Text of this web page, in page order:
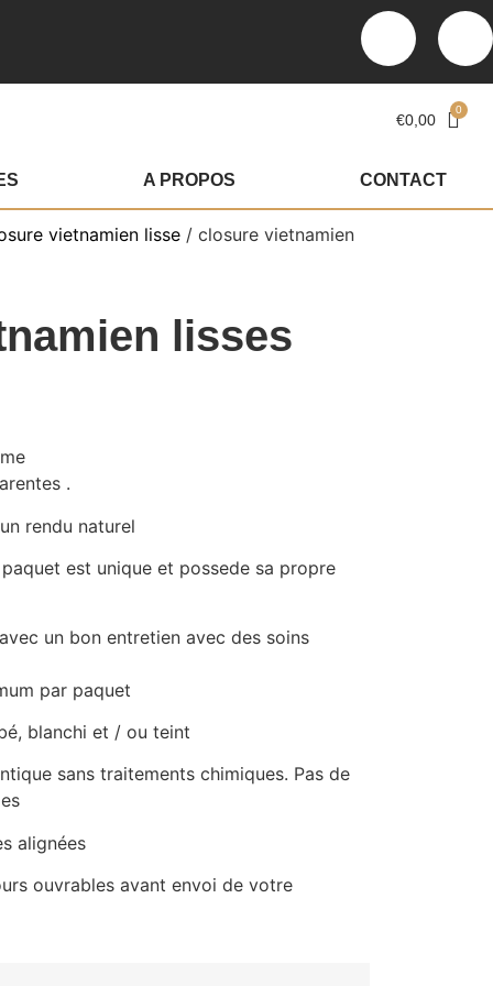
€0,00
A PROPOS CONTACT
vietnamien lisse / closure vietnamien
lisses
.
rendu naturel
est unique et possede sa propre
un bon entretien avec des soins
par paquet
blanchi et / ou teint
sans traitements chimiques. Pas de
alignées
ouvrables avant envoi de votre